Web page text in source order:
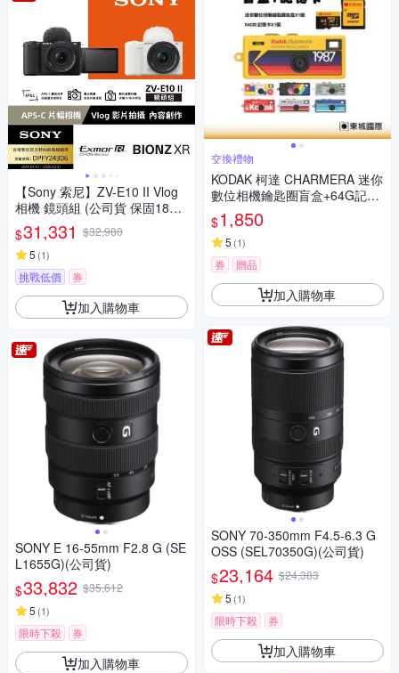
【Sony 索尼】ZV-E10 II Vlog
相機 鏡頭組 (公司貨 保固18+6
個月)
$31,331 $32,980
5 (1)
挑戰低價 券
加入購物車
SONY E 16-55mm F2.8 G (SE
L1655G)(公司貨)
$33,832 $35,612
5 (1)
限時下殺 券
加入購物車
交換禮物
KODAK 柯達 CHARMERA 迷你
數位相機鑰匙圈盲盒+64G記憶
卡組
$1,850
5 (1)
券 贈品
加入購物車
SONY 70-350mm F4.5-6.3 G
OSS (SEL70350G)(公司貨)
$23,164 $24,383
5 (1)
限時下殺 券
加入購物車